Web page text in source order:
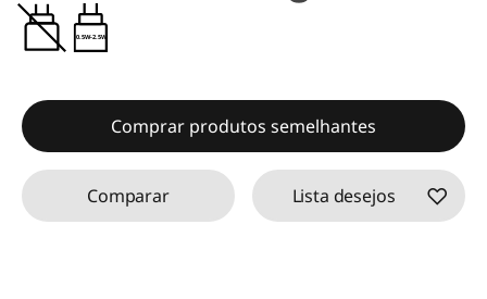
0.5W-2.5W
Comprar produtos semelhantes
Comparar Lista desejos